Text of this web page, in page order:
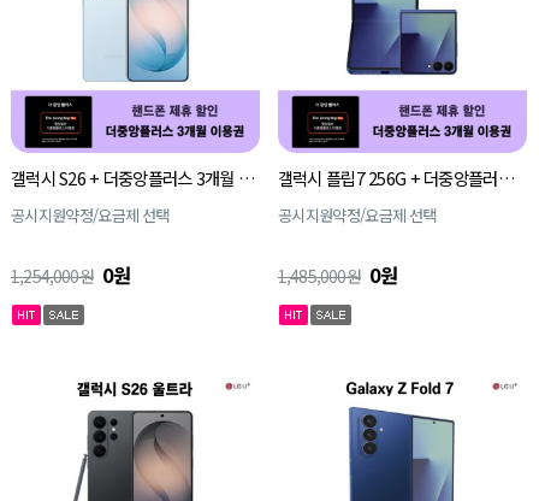
갤럭시 S26 + 더중앙플러스 3개월 이용권
공시지원약정/요금제 선택
1,254,000원 0원
갤럭시 플립7 256G + 더중앙플러스 3개월 이용권
공시지원약정/요금제 선택
1,485,000원 0원